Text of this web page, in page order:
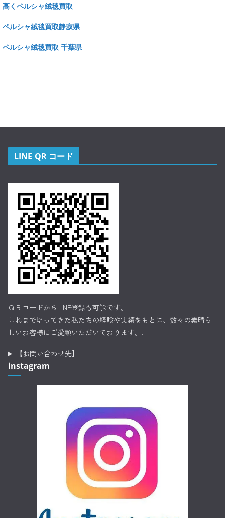
高くペルシャ絨毯買取
ペルシャ絨毯買取静寂県
ペルシャ絨毯買取 千葉県
LINE QR コード
ＱＲコードからLINE登録も可能です。
これまで培ってきた私たちの経験や実績をもとに、数々の素晴ら
しいお客様にご愛顧いただいております。.
【お問い合わせ先】
instagram